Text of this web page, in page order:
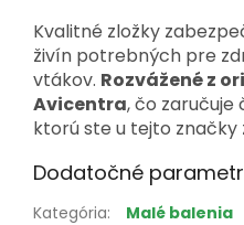
Kvalitné zložky
živín potrebných pre
vtákov. Rozvážené z
Avicentra, čo zaručuje
ktorú ste u tejto značky
Dodatočné
Kategória:
Malé balenia